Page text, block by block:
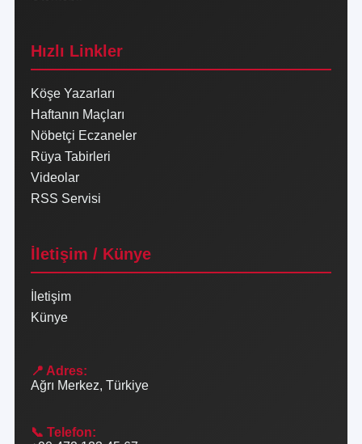
Hızlı Linkler
Köşe Yazarları
Haftanın Maçları
Nöbetçi Eczaneler
Rüya Tabirleri
Videolar
RSS Servisi
İletişim / Künye
İletişim
Künye
📍 Adres:
Ağrı Merkez, Türkiye
📞 Telefon: